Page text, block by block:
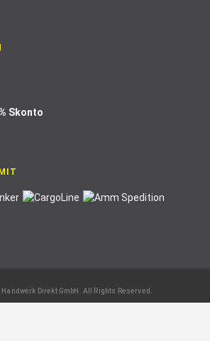
Skonto
Direkt GmbH. All Rights Reserved.